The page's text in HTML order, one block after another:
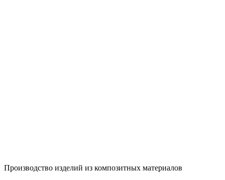
Производство изделий из композитных материалов